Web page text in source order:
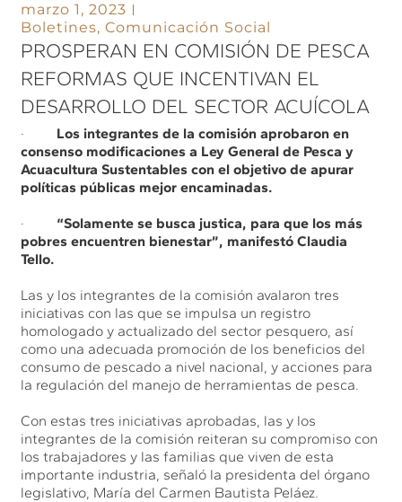
marzo 1, 2023
Boletines,Comunicación Social
PROSPERAN EN COMISIÓN DE PESCA
REFORMAS QUE INCENTIVAN EL
DESARROLLO DEL SECTOR ACUÍCOLA
· Los integrantes de la comisión aprobaron en
consenso modificaciones a Ley General de Pesca y
Acuacultura Sustentables con el objetivo de apurar
políticas públicas mejor encaminadas.
· “Solamente se busca justica, para que los más
pobres encuentren bienestar”, manifestó Claudia
Tello.
Las y los integrantes de la comisión avalaron tres
iniciativas con las que se impulsa un registro
homologado y actualizado del sector pesquero, así
como una adecuada promoción de los beneficios del
consumo de pescado a nivel nacional, y acciones para
la regulación del manejo de herramientas de pesca.
Con estas tres iniciativas aprobadas, las y los
integrantes de la comisión reiteran su compromiso con
los trabajadores y las familias que viven de esta
importante industria, señaló la presidenta del órgano
legislativo, María del Carmen Bautista Peláez.